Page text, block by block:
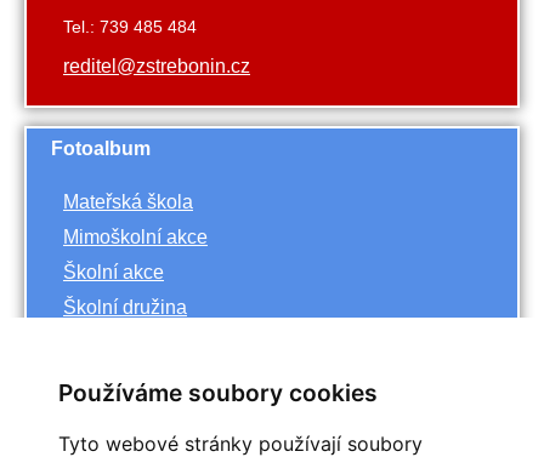
Používáme soubory cookies
Tyto webové stránky používají soubory
Tel.: 739 485 484
reditel@zstrebonin.cz
Fotoalbum
Mateřská škola
Mimoškolní akce
Školní akce
Školní družina